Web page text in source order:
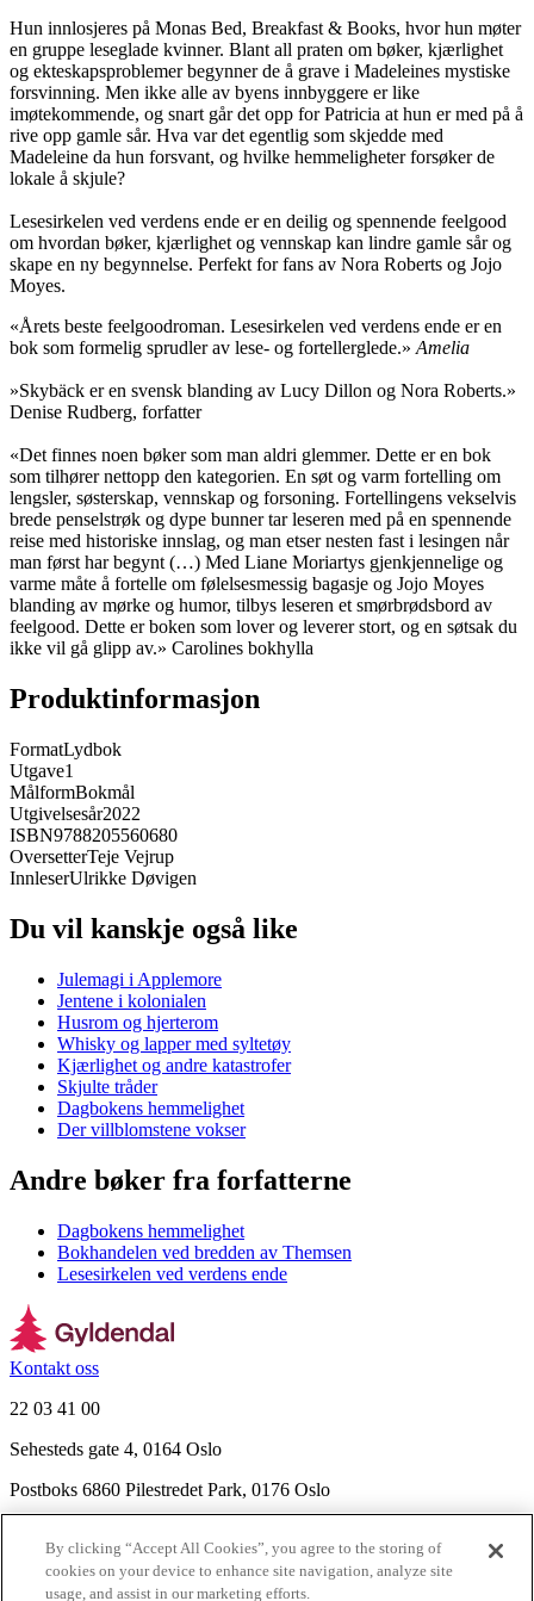
Hun innlosjeres på Monas Bed, Breakfast & Books, hvor hun møter
en gruppe leseglade kvinner. Blant all praten om bøker, kjærlighet
og ekteskapsproblemer begynner de å grave i Madeleines mystiske
forsvinning. Men ikke alle av byens innbyggere er like
imøtekommende, og snart går det opp for Patricia at hun er med på å
rive opp gamle sår. Hva var det egentlig som skjedde med
Madeleine da hun forsvant, og hvilke hemmeligheter forsøker de
lokale å skjule?
Lesesirkelen ved verdens ende er en deilig og spennende feelgood
om hvordan bøker, kjærlighet og vennskap kan lindre gamle sår og
skape en ny begynnelse. Perfekt for fans av Nora Roberts og Jojo
Moyes.
«Årets beste feelgoodroman. Lesesirkelen ved verdens ende er en
bok som formelig sprudler av lese- og fortellerglede.» Amelia
»Skybäck er en svensk blanding av Lucy Dillon og Nora Roberts.»
Denise Rudberg, forfatter
«Det finnes noen bøker som man aldri glemmer. Dette er en bok
som tilhører nettopp den kategorien. En søt og varm fortelling om
lengsler, søsterskap, vennskap og forsoning. Fortellingens vekselvis
brede penselstrøk og dype bunner tar leseren med på en spennende
reise med historiske innslag, og man etser nesten fast i lesingen når
man først har begynt (…) Med Liane Moriartys gjenkjennelige og
varme måte å fortelle om følelsesmessig bagasje og Jojo Moyes
blanding av mørke og humor, tilbys leseren et smørbrødsbord av
feelgood. Dette er boken som lover og leverer stort, og en søtsak du
ikke vil gå glipp av.» Carolines bokhylla
Produktinformasjon
FormatLydbok
Utgave1
MålformBokmål
Utgivelsesår2022
ISBN9788205560680
OversetterTeje Vejrup
InnleserUlrikke Døvigen
Du vil kanskje også like
Julemagi i Applemore
Jentene i kolonialen
Husrom og hjerterom
Whisky og lapper med syltetøy
Kjærlighet og andre katastrofer
Skjulte tråder
Dagbokens hemmelighet
Der villblomstene vokser
Andre bøker fra forfatterne
Dagbokens hemmelighet
Bokhandelen ved bredden av Themsen
Lesesirkelen ved verdens ende
Kontakt oss
22 03 41 00
Sehesteds gate 4, 0164 Oslo
Postboks 6860 Pilestredet Park, 0176 Oslo
Nyhetsbrev
Ledige stillinger
By clicking “Accept All Cookies”, you agree to the storing of
cookies on your device to enhance site navigation, analyze site
usage, and assist in our marketing efforts.